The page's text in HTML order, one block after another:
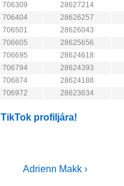
706309
28627214
706404
28626257
706501
28626043
706605
28625656
706695
28624618
706794
28624393
706874
28624188
706972 28623634
TikTok profiljára!
Next
Adrienn Makk ›